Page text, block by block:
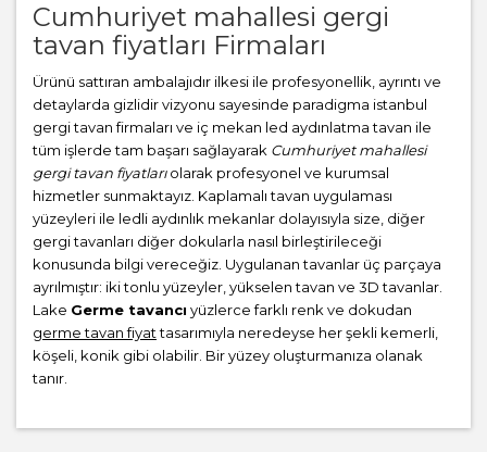
Cumhuriyet mahallesi gergi
tavan fiyatları Firmaları
Ürünü sattıran ambalajıdır ilkesi ile profesyonellik, ayrıntı ve
detaylarda gizlidir vizyonu sayesinde paradigma istanbul
gergi tavan firmaları ve iç mekan led aydınlatma tavan ile
tüm işlerde tam başarı sağlayarak Cumhuriyet mahallesi
gergi tavan fiyatlarıolarak profesyonel ve kurumsal
hizmetler sunmaktayız. Kaplamalı tavan uygulaması
yüzeyleri ile ledli aydınlık mekanlar dolayısıyla size, diğer
gergi tavanları diğer dokularla nasıl birleştirileceği
konusunda bilgi vereceğiz. Uygulanan tavanlar üç parçaya
ayrılmıştır: iki tonlu yüzeyler, yükselen tavan ve 3D tavanlar.
Lake Germe tavancı yüzlerce farklı renk ve dokudan
germe tavan fiyattasarımıyla neredeyse her şekli kemerli,
köşeli, konik gibi olabilir. Bir yüzey oluşturmanıza olanak
tanır.